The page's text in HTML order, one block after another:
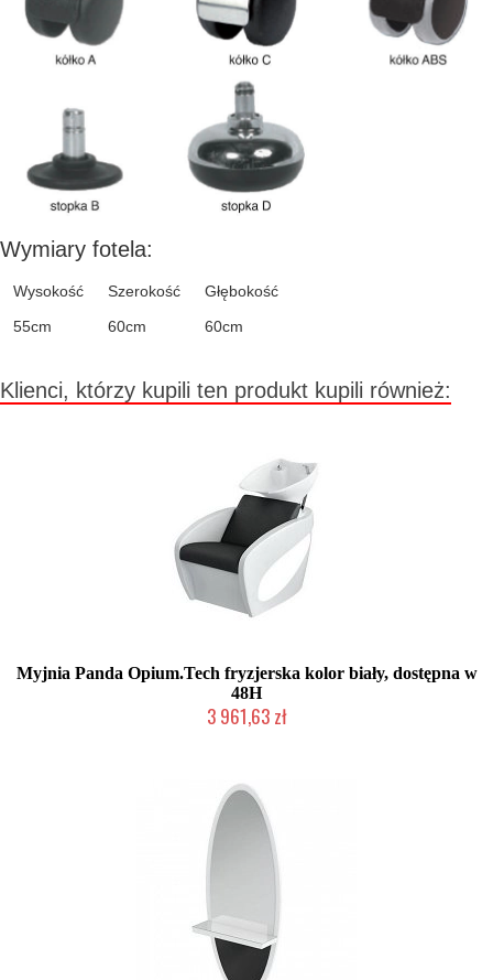
Wymiary fotela:
Wysokość Szerokość
Głębokość
55cm
60cm 60cm
Klienci, którzy kupili ten produkt kupili również:
Myjnia Panda Opium.Tech fryzjerska kolor biały, dostępna w
48H
3 961,63 zł